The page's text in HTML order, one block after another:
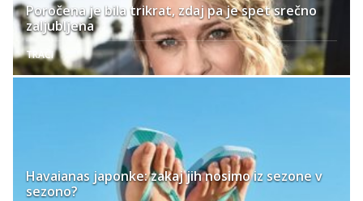
Poročena je bila trikrat, zdaj pa je spet srečno
zaljubljena
TRAČI
Havaianas japonke: zakaj jih nosimo iz sezone v
sezono?